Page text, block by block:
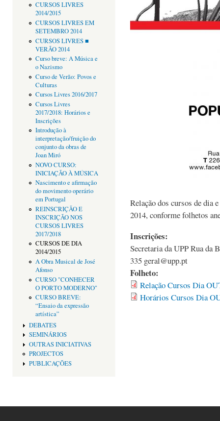
CURSOS LIVRES
2014/2015
CURSOS LIVRES EM
SETEMBRO 2014
CURSOS LIVRES ■
VERÃO 2014
Curso breve: A Música e
o Nazismo
Curso de Verão: Povos e
Culturas
Cursos Livres 2016/2017
Cursos Livres
2017/2018: Horários e
Inscrições
Introdução à
interpretação/fruição do
conjunto da obras de
Joan Miró
NOVO CURSO:
INICIAÇÃO À MÚSICA
Nascimento e afirmação
do movimento operário
em Portugal
REINSCRIÇÃO E
INSCRIÇÃO NOS
CURSOS LIVRES
2017/2018
CURSOS DE DIA
2014/2015
A Obra Musical de José
Afonso
CURSO "CONHECER
O PORTO MODERNO"
CURSO BREVE:
“Ensaio da expressão
artística”
DEBATES
SEMINÁRIOS
OUTRAS INICIATIVAS
PROJECTOS
PUBLICAÇÕES
Relação dos cursos de dia
2014, conforme folhetos
Inscrições:
Secretaria da UPP Rua da
335 geral@upp.pt
Folheto:
Relação Cursos Dia
Horários Cursos Dia